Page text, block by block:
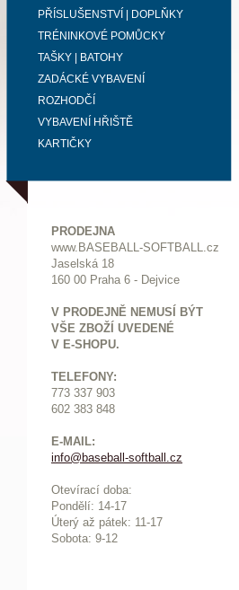
PŘÍSLUŠENSTVÍ | DOPLŇKY
TRÉNINKOVÉ POMŮCKY
TAŠKY | BATOHY
ZADÁCKÉ VYBAVENÍ
ROZHODČÍ
VYBAVENÍ HŘIŠTĚ
KARTIČKY
PRODEJNA
www.BASEBALL-SOFTBALL.cz
Jaselská 18
160 00 Praha 6 - Dejvice
V PRODEJNĚ NEMUSÍ BÝT
VŠE ZBOŽÍ UVEDENÉ
V E-SHOPU.
TELEFONY:
773 337 903
602 383 848
E-MAIL:
info@baseball-softball.cz
Otevírací doba:
Pondělí: 14-17
Úterý až pátek: 11-17
Sobota: 9-12